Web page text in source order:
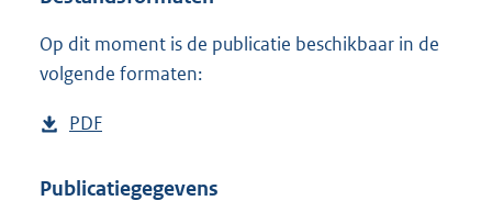
Op dit moment is de publicatie beschikbaar in de
volgende formaten:
D
w
PDF
s
Publicatiegegevens